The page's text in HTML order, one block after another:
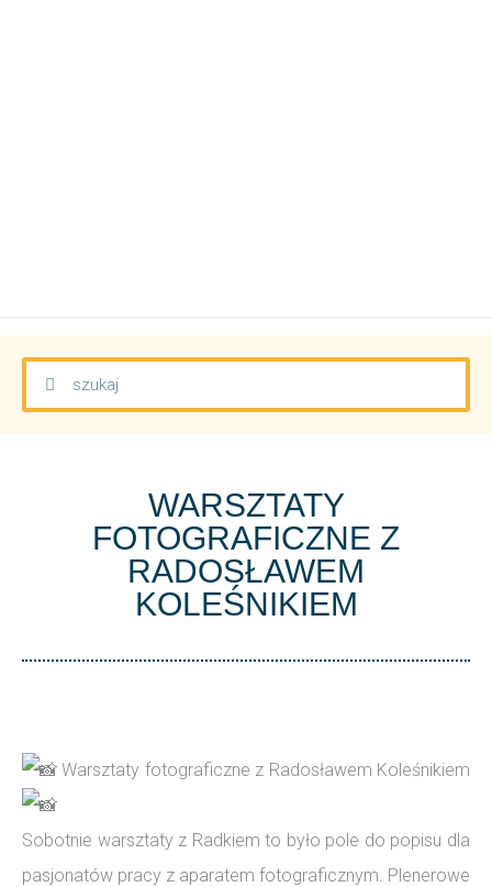
WARSZTATY
FOTOGRAFICZNE Z
RADOSŁAWEM
KOLEŚNIKIEM
Warsztaty fotograficzne z Radosławem Koleśnikiem
Sobotnie warsztaty z Radkiem to było pole do popisu dla
pasjonatów pracy z aparatem fotograficznym. Plenerowe